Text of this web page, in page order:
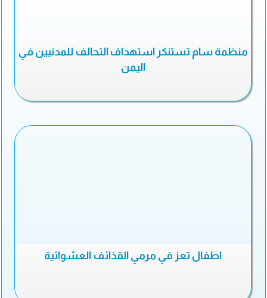
منظمة سام تستنكر استهداف التحالف للمدنيين في
اليمن
اطفال تعز في مرمي القذائف العشوائية